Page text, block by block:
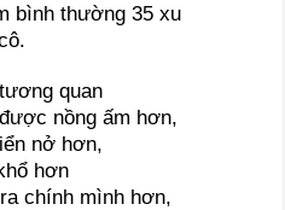
bình thường 35 xu
quan
nồng ấm hơn,
nở hơn,
hơn
chính mình hơn,